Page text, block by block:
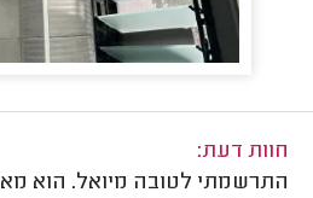
חוות דעת:
התרשמתי לטובה מיואל. הוא